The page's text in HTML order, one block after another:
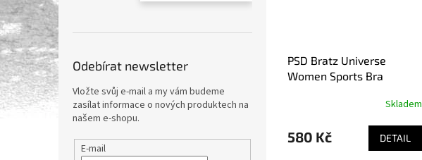
Odebírat newsletter
Vložte svůj e-mail a my vám budeme
zasílat informace o nových produktech na
našem e-shopu.
E-mail
PSD Bratz Universe
Women Sports Bra
Skladem
580 Kč DETAIL